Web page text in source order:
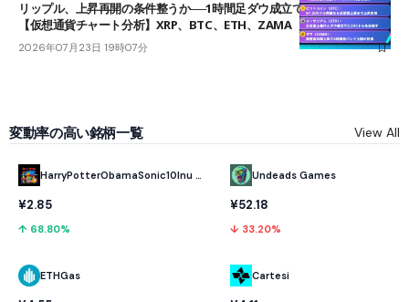
リップル、上昇再開の条件整うか──1時間足ダウ成立で1.185ドルを狙う
【仮想通貨チャート分析】XRP、BTC、ETH、ZAMA
2026年07月23日 19時07分
変動率の高い銘柄一覧 View All
HarryPotterObamaSonic10Inu (ETH)
¥2.85
↑ 68.80%
ETHGas
Undeads Games
¥52.18
↓ 33.20%
Cartesi